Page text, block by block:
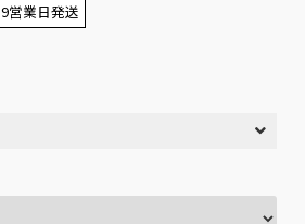
9営業日発送